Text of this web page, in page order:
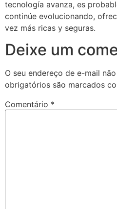
tecnología avanza, es
continúe evolucionando,
vez más ricas y seguras.
Deixe um
O seu endereço de e-mail
obrigatórios são marcados
Comentário *